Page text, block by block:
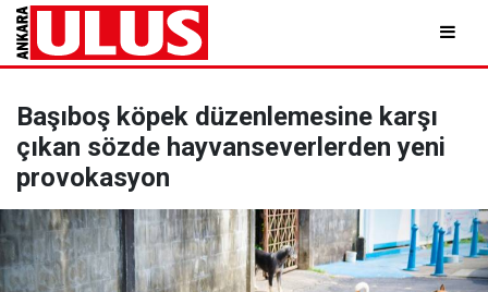
Başıboş köpek düzenlemesine karşı
çıkan sözde hayvanseverlerden yeni
provokasyon